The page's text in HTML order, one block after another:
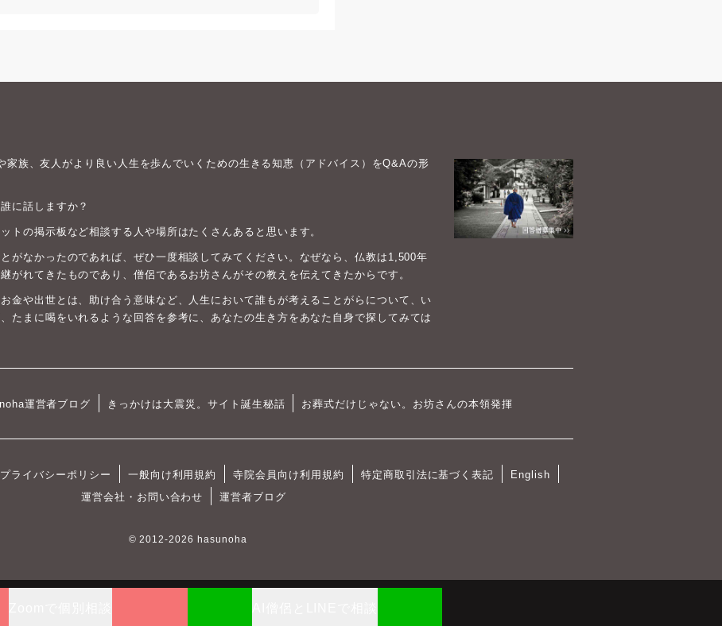
家族、友人がより良い人生を歩んでいくための生きる知恵（アドバイス）をQ&Aの形
に話しますか？
トの掲示板など相談する人や場所はたくさんあると思います。
がなかったのであれば、ぜひ一度相談してみてください。なぜなら、仏教は1,500年
がれてきたものであり、僧侶であるお坊さんがその教えを伝えてきたからです。
金や出世とは、助け合う意味など、人生において誰もが考えることがらについて、い
たまに喝をいれるような回答を参考に、あなたの生き方をあなた自身で探してみては
運営者ブログ きっかけは大震災。サイト誕生秘話 お葬式だけじゃない。お坊さんの本領発揮
プライバシーポリシー 一般向け利用規約 寺院会員向け利用規約 特定商取引法に基づく表記
English
運営会社・お問い合わせ
運営者ブログ
© 2012-2026 hasunoha